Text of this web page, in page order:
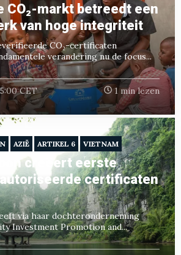
CO₂-markt betreedt een
van hoge integriteit
CO₂-certificaten
verandering nu de focus...
CET 1 min lezen
AZIË ARTIKEL 6 VIETNAM
creëert eerste
certificaten
via haar dochteronderneming
Investment Promotion and...